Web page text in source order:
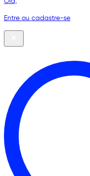
Entre ou cadastre-se